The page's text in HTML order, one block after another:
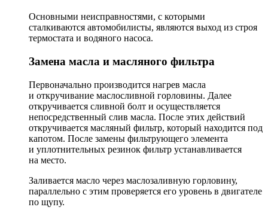
Основными неисправностями, с которыми
сталкиваются автомобилисты, являются выход из строя
термостата и водяного насоса.
Замена масла и масляного фильтра
Первоначально производится нагрев масла
и откручивание маслосливной горловины. Далее
откручивается сливной болт и осуществляется
непосредственный слив масла. После этих действий
откручивается масляный фильтр, который находится под
капотом. После замены фильтрующего элемента
и уплотнительных резинок фильтр устанавливается
на место.
Заливается масло через маслозаливную горловину,
параллельно с этим проверяется его уровень в двигателе
по щупу.